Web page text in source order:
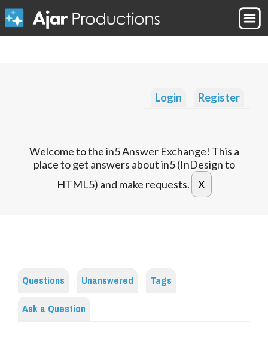
Login Register
Welcome to the in5 Answer Exchange! This a
place to get answers about in5 (InDesign to
HTML5) and make requests.
Questions Unanswered
Tags
Ask a Question